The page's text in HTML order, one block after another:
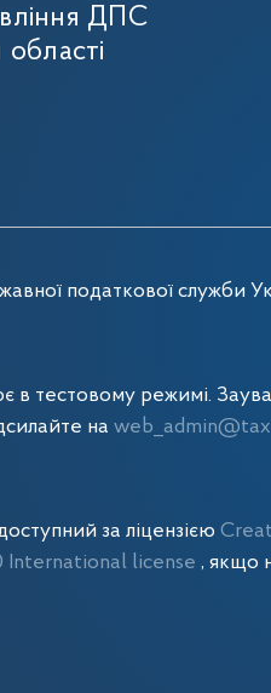
ДПС
податкової служби
в тестовому режимі.
на
за ліцензією
International license, якщо